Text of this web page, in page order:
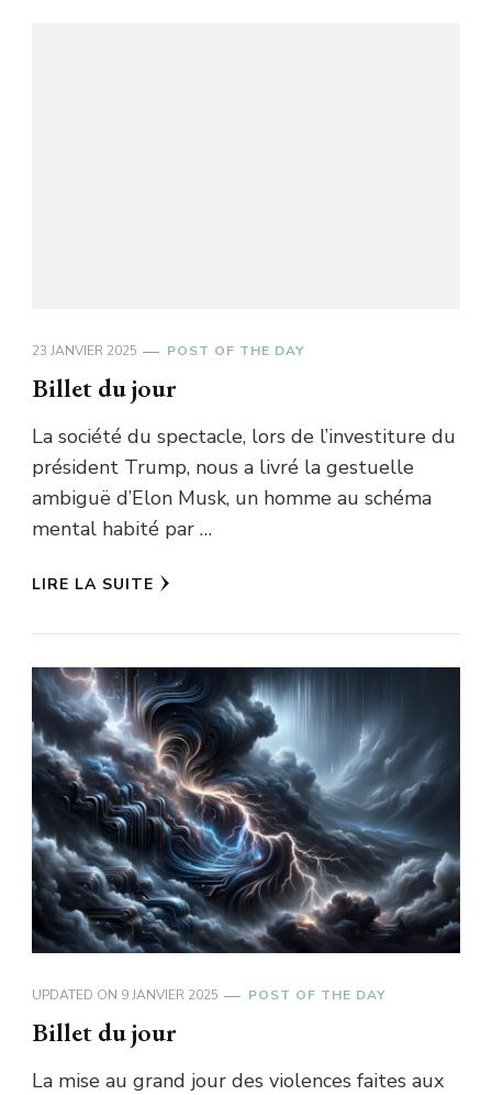
23 JANVIER 2025 POST OF THE DAY
Billet du jour
La société du spectacle, lors de l’investiture du
président Trump, nous a livré la gestuelle
ambiguë d’Elon Musk, un homme au schéma
mental habité par …
LIRE LA SUITE
UPDATED ON 9 JANVIER 2025 POST OF THE DAY
Billet du jour
La mise au grand jour des violences faites aux